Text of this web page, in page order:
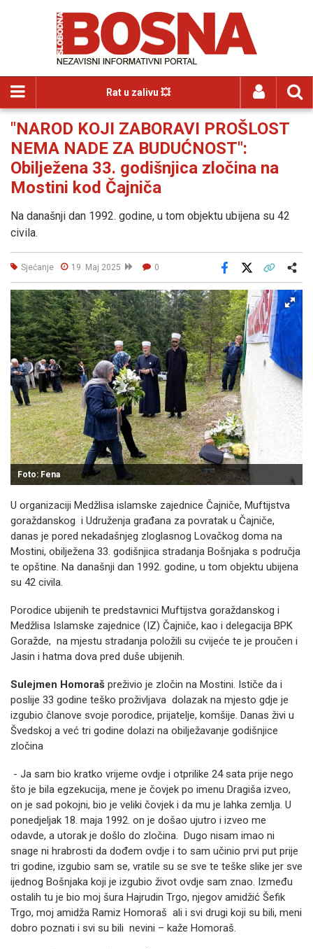
Rat u zalivu 💥
"NAROD KOJI ZABORAVI PROŠLOST
NEMA NADE ZA BUDUĆNOST":
Obilježena 33. godišnjica zločina na
Mostini kod Čajniča
Na današnji dan 1992. godine, u tom objektu ubijena su 42
civila.
Sjećanje 19. Maj 2025 0
Facebook
Foto: Fena
U organizaciji Medžlisa islamske zajednice Čajniče, Muftijstva
goraždanskog i Udruženja građana za povratak u Čajniče,
danas je pored nekadašnjeg zloglasnog Lovačkog doma na
Mostini, obilježena 33. godišnjica stradanja Bošnjaka s područja
te opštine. Na današnji dan 1992. godine, u tom objektu ubijena
su 42 civila.
Porodice ubijenih te predstavnici Muftijstva goraždanskog i
Medžlisa Islamske zajednice (IZ) Čajniče, kao i delegacija BPK
Goražde, na mjestu stradanja položili su cvijeće te je proučen i
Jasin i hatma dova pred duše ubijenih.
Sulejmen Homoraš preživio je zločin na Mostini. Ističe da i
poslije 33 godine teško proživljava dolazak na mjesto gdje je
izgubio članove svoje porodice, prijatelje, komšije. Danas živi u
Švedskoj a već tri godine dolazi na obilježavanje godišnjice
zločina
- Ja sam bio kratko vrijeme ovdje i otprilike 24 sata prije nego
što je bila egzekucija, mene je čovjek po imenu Dragiša izveo,
on je sad pokojni, bio je veliki čovjek i da mu je lahka zemlja. U
ponedjeljak 18. maja 1992. on je došao ujutro i izveo me
odavde, a utorak je došlo do zločina. Dugo nisam imao ni
snage ni hrabrosti da dođem ovdje i to sam učinio prvi put prije
tri godine, izgubio sam se, vratile su se sve te teške slike jer sve
ijednog Bošnjaka koji je izgubio život ovdje sam znao. Između
ostalih tu je bio moj šura Hajrudin Trgo, njegov amidžić Šefik
Trgo, moj amidža Ramiz Homoraš ali i svi drugi koji su bili, meni
dobro poznati i svi su bili nevini – kaže Homoraš.